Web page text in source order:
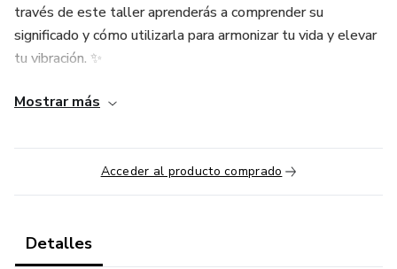
través de este taller aprenderás a comprender su
significado y cómo utilizarla para armonizar tu vida y elevar
tu vibración. ✨
🌟 ¿Qué exploraremos en este taller?
🔷 Qué es la Geometría Sagrada y su origen ancestral
🌙 Conexión entre Geometría Sagrada y espiritualidad
✨ Símbolos y patrones sagrados más importantes
Mostrar más
Acceder al producto comprado
Detalles